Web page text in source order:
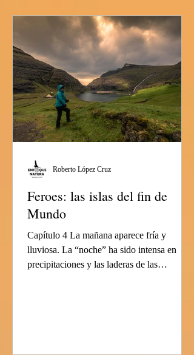
Feroes: las islas del fin de
Mundo
Capítulo 4 La mañana aparece fría y
lluviosa. La “noche” ha sido intensa en
precipitaciones y las laderas de las
Roberto López Cruz